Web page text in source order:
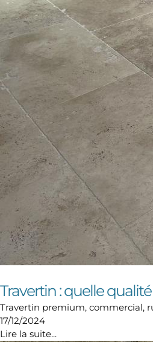
Travertin : quelle
Travertin premium, commercial,
17/12/2024
Lire la suite...